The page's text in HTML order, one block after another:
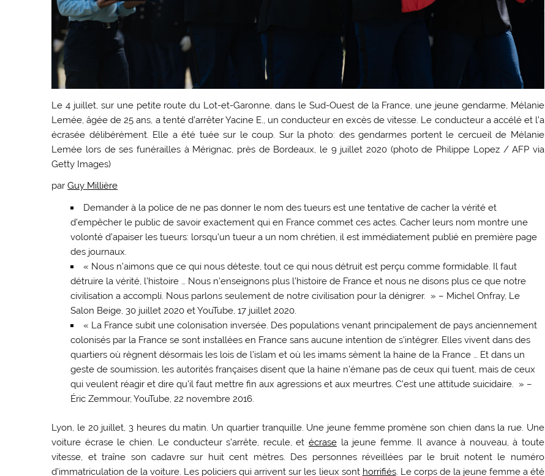
Le 4 juillet, sur une petite route du Lot-et-Garonne, dans le Sud-Ouest de la France, une jeune gendarme, Mélanie
Lemée, âgée de 25 ans, a tenté d’arrêter Yacine E., un conducteur en excès de vitesse. Le conducteur a accélé et l’a
écrasée délibérément. Elle a été tuée sur le coup. Sur la photo: des gendarmes portent le cercueil de Mélanie
Lemée lors de ses funérailles à Mérignac, près de Bordeaux, le 9 juillet 2020 (photo de Philippe Lopez / AFP via
Getty Images)
parGuy Millière
Demander à la police de ne pas donner le nom des tueurs est une tentative de cacher la vérité et
d’empêcher le public de savoir exactement qui en France commet ces actes. Cacher leurs nom montre une
volonté d’apaiser les tueurs: lorsqu’un tueur a un nom chrétien, il est immédiatement publié en première page
des journaux.
« Nous n’aimons que ce qui nous déteste, tout ce qui nous détruit est perçu comme formidable. Il faut
détruire la vérité, l’histoire … Nous n’enseignons plus l’histoire de France et nous ne disons plus ce que notre
civilisation a accompli. Nous parlons seulement de notre civilisation pour la dénigrer. » – Michel Onfray, Le
Salon Beige, 30 juillet 2020 et YouTube, 17 juillet 2020.
« La France subit une colonisation inversée. Des populations venant principalement de pays anciennement
colonisés par la France se sont installées en France sans aucune intention de s’intégrer. Elles vivent dans des
quartiers où règnent désormais les lois de l’islam et où les imams sèment la haine de la France … Et dans un
geste de soumission, les autorités françaises disent que la haine n’émane pas de ceux qui tuent, mais de ceux
qui veulent réagir et dire qu’il faut mettre fin aux agressions et aux meurtres. C’est une attitude suicidaire. » –
Éric Zemmour, YouTube, 22 novembre 2016.
Lyon, le 20 juillet, 3 heures du matin. Un quartier tranquille. Une jeune femme promène son chien dans la rue. Une
voiture écrase le chien. Le conducteur s’arrête, recule, etécrase la jeune femme. Il avance à nouveau, à toute
vitesse, et traîne son cadavre sur huit cent mètres. Des personnes réveillées par le bruit notent le numéro
d’immatriculation de la voiture. Les policiers qui arrivent sur les lieux sont horrifiés. Le corps de la jeune femme a été